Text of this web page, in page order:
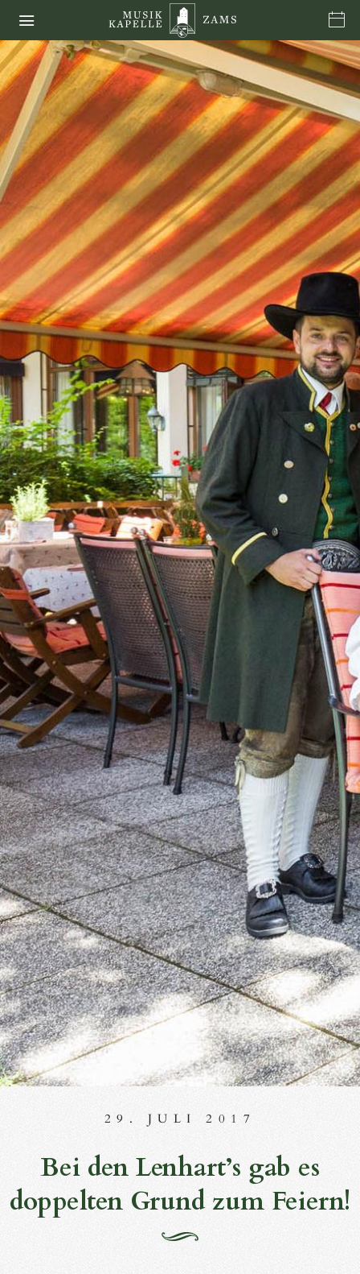
29. JULI 2017
Bei den Lenhart’s gab es
doppelten Grund zum Feiern!